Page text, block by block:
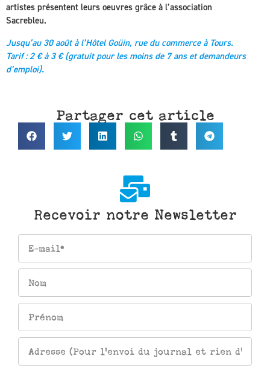
artistes présentent leurs oeuvres grâce à l’association
Sacrebleu.
Jusqu’au 30 août à l’Hôtel Goüin, rue du commerce à Tours.
Tarif : 2 € à 3 € (gratuit pour les moins de 7 ans et demandeurs
d’emploi).
Partager cet article
Recevoir notre Newsletter